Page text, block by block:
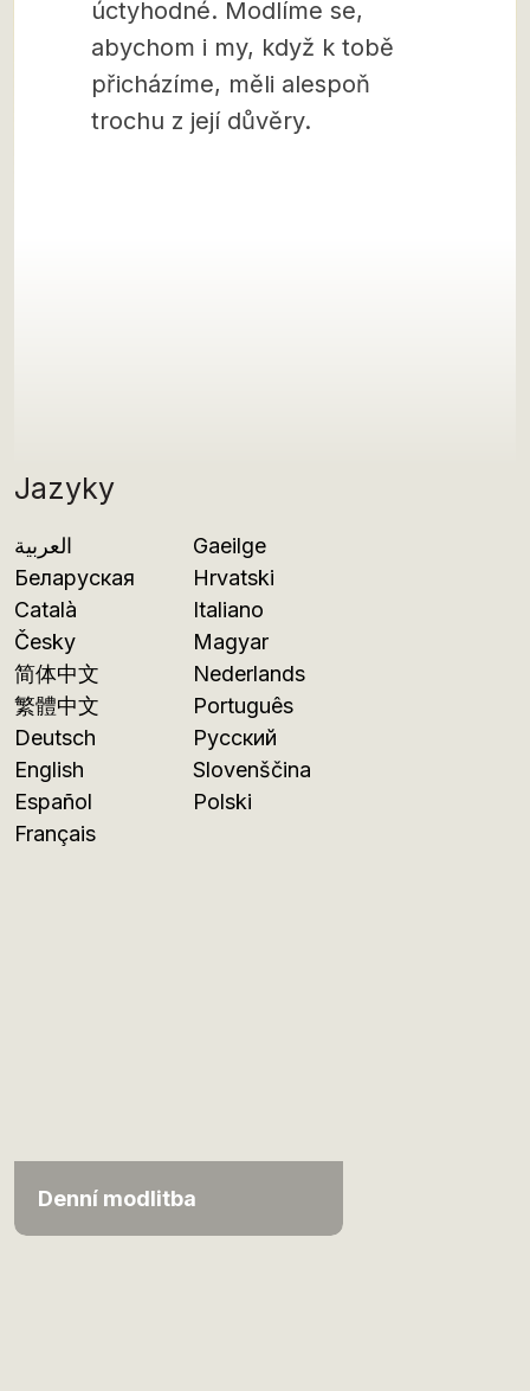
Jazyky
العربية
Беларуская
Català
Česky
简体中文
繁體中文
Deutsch
English
Español
Français
Gaeilge
Hrvatski
Italiano
Magyar
Nederlands
Português
Русский
Slovenščina
Polski
Denní modlitba
úctyhodné. Modlíme se,
abychom i my, když k tobě
přicházíme, měli alespoň
trochu z její důvěry.